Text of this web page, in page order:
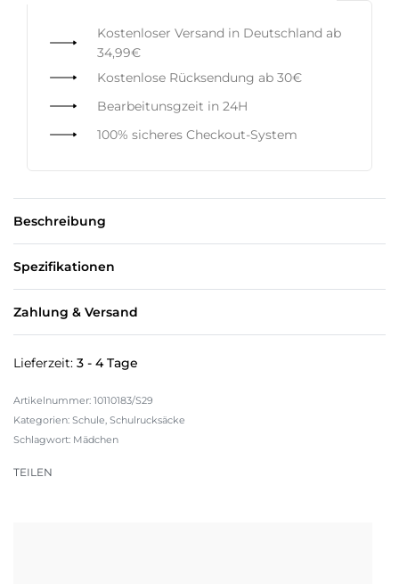
Kostenloser Versand in Deutschland ab
34,99€
Kostenlose Rücksendung ab 30€
Bearbeitunsgzeit in 24H
100% sicheres Checkout-System
Beschreibung
Spezifikationen
Zahlung & Versand
Lieferzeit: 3 - 4 Tage
10110183/S29
Kategorien: Schule, Schulrucksäcke
Schlagwort: Mädchen
TEILEN